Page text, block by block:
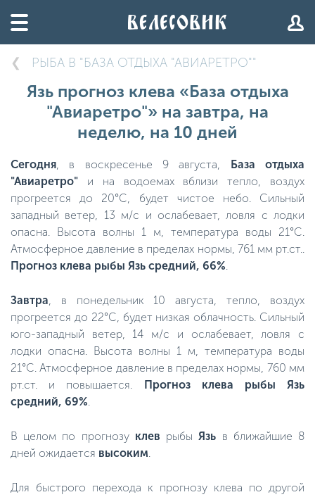
РЫБА В "БАЗА ОТДЫХА "АВИАРЕТРО""
Язь прогноз клева «База отдыха
"Авиаретро"» на завтра, на
неделю, на 10 дней
Сегодня, в воскресенье 9 августа, База отдыха
"Авиаретро" и на водоемах вблизи тепло, воздух
прогреется до 20°C, будет чистое небо. Сильный
западный ветер, 13 м/с и ослабевает, ловля с лодки
опасна. Высота волны 1 м, температура воды 21°C.
Атмосферное давление в пределах нормы, 761 мм рт.ст..
Прогноз клева рыбы Язь средний, 66%.
Завтра, в понедельник 10 августа, тепло, воздух
прогреется до 22°C, будет низкая облачность. Сильный
юго-западный ветер, 14 м/с и ослабевает, ловля с
лодки опасна. Высота волны 1 м, температура воды
21°C. Атмосферное давление в пределах нормы, 760 мм
рт.ст. и повышается. Прогноз клева рыбы Язь
средний, 69%.
В целом по прогнозу клев рыбыЯзь в ближайшие 8
дней ожидается высоким.
Для быстрого перехода к прогнозу клева по другой